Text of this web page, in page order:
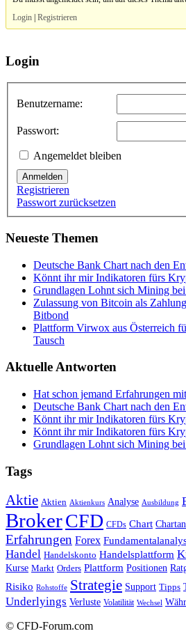
Login |Registrieren
Login
Benutzername:
Passwort:
Angemeldet bleiben
Anmelden
Registrieren
Passwort zurücksetzen
Neueste Themen
Deutsche Bank Chart nach den
Könnt ihr mir Indikatoren fürs
Grundlagen Lohnt sich Mining
Zulassung von Bitcoin als
Bitbond
Plattform Virwox aus Österreich
Tausch
Aktuelle Antworten
Hat schon jemand Erfahrungen
Deutsche Bank Chart nach den
Könnt ihr mir Indikatoren fürs
Könnt ihr mir Indikatoren fürs
Grundlagen Lohnt sich Mining
Tags
Aktie Aktien Aktienkurs Analyse Ausbildung
BrokerCFD CFDs Chart
Erfahrungen Forex
Handel Handelskonto Handelsplattform
Kurse Markt Orders Plattform Positionen
Risiko Rohstoffe Strategie Support Tipps
Underlyings Verluste Volatilität Wechsel
© CFD-Forum.com